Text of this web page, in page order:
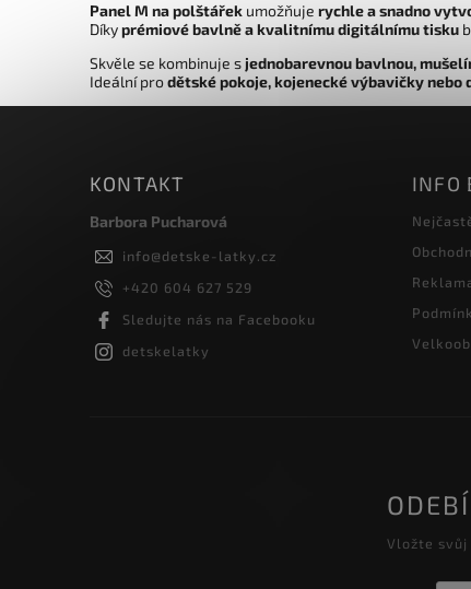
Panel M na polštářek umožňuje rychle a snadno
Díkyprémiové bavlně a kvalitnímu digitálnímu tisku
Skvěle se kombinuje sjednobarevnou bavlnou,
Ideální prodětské pokoje, kojenecké výbavičky nebo
KONTAKT
Barbora Pucharová
info@detske-latky.cz
+420 604 627 529
Sledujte nás na Facebooku
detskelatky
INFO
Vložte svůj